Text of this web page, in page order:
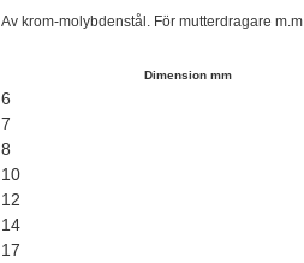
Av krom-molybdenstål. För mutterdragare m.m.
Dimension mm
6
7
8
10
12
14
17